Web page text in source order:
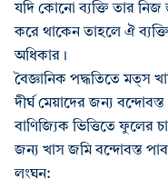
যদি কোনো ব্যক্তি তার নিজ
করে থাকেন তাহলে ঐ
অধিকার।
বৈজ্ঞানিক পদ্ধতিতে মত্‌স
দীর্ঘ মেয়াদের জন্য
বাণিজ্যিক ভিত্তিতে ফুলের
জন্য খাস জমি বন্দোবস্ত
লংঘন: